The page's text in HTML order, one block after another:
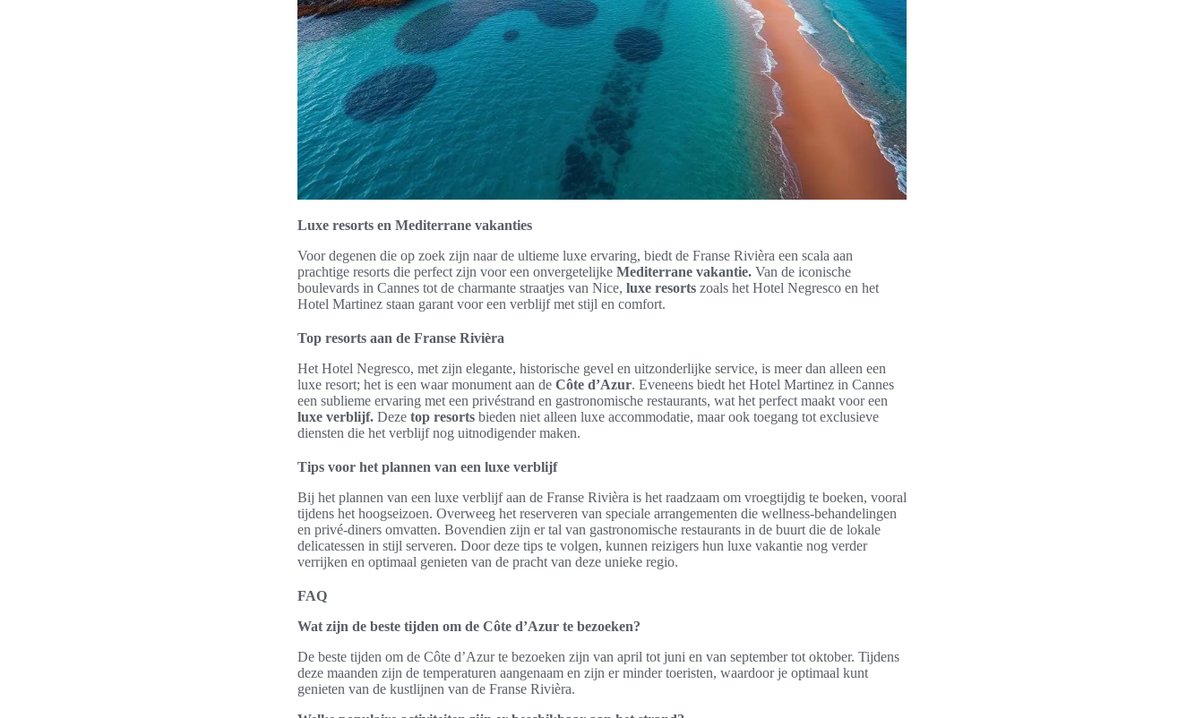
Luxe resorts en Mediterrane vakanties
Voor degenen die op zoek zijn naar de ultieme luxe ervaring, biedt de Franse Rivièra een scala aan
prachtige resorts die perfect zijn voor een onvergetelijke Mediterrane vakantie. Van de iconische
boulevards in Cannes tot de charmante straatjes van Nice, luxe resorts zoals het Hotel Negresco en het
Hotel Martinez staan garant voor een verblijf met stijl en comfort.
Top resorts aan de Franse Rivièra
Het Hotel Negresco, met zijn elegante, historische gevel en uitzonderlijke service, is meer dan alleen een
luxe resort; het is een waar monument aan de Côte d’Azur. Eveneens biedt het Hotel Martinez in Cannes
een sublieme ervaring met een privéstrand en gastronomische restaurants, wat het perfect maakt voor een
luxe verblijf. Deze top resorts bieden niet alleen luxe accommodatie, maar ook toegang tot exclusieve
diensten die het verblijf nog uitnodigender maken.
Tips voor het plannen van een luxe verblijf
Bij het plannen van een luxe verblijf aan de Franse Rivièra is het raadzaam om vroegtijdig te boeken, vooral
tijdens het hoogseizoen. Overweeg het reserveren van speciale arrangementen die wellness-behandelingen
en privé-diners omvatten. Bovendien zijn er tal van gastronomische restaurants in de buurt die de lokale
delicatessen in stijl serveren. Door deze tips te volgen, kunnen reizigers hun luxe vakantie nog verder
verrijken en optimaal genieten van de pracht van deze unieke regio.
FAQ
Wat zijn de beste tijden om de Côte d’Azur te bezoeken?
De beste tijden om de Côte d’Azur te bezoeken zijn van april tot juni en van september tot oktober. Tijdens
deze maanden zijn de temperaturen aangenaam en zijn er minder toeristen, waardoor je optimaal kunt
genieten van de kustlijnen van de Franse Rivièra.